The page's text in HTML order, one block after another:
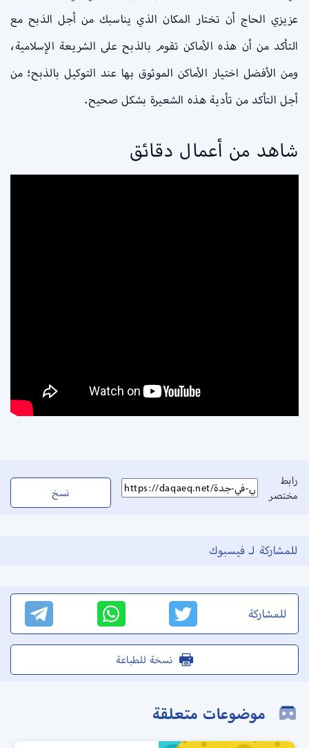
عزيزي الحاج أن تختار المكان الذي يناسبك من أجل الذبح مع
التأكد من أن هذه الأماكن تقوم بالذبح على الشريعة الإسلامية،
ومن الأفضل اختيار الأماكن الموثوق بها عند التوكيل بالذبح؛ من
أجل التأكد من تأدية هذه الشعيرة بشكل صحيح.
شاهد من أعمال دقائق
رابط
مختصر
نسخ
للمشاركة لـ فيسبوك
للمشاركة
نسخة للطباعة
موضوعات متعلقة